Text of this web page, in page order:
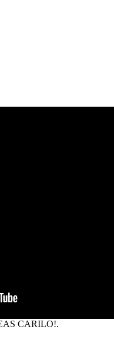
CARILO!.